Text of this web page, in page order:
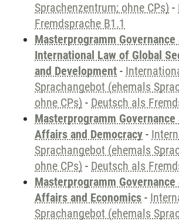
Sprachenzentrum; ohne CPs) -
Fremdsprache B1.1
Masterprogramm Governance
International Law of Global
and Development -
Sprachangebot (ehemals
ohne CPs) - Deutsch als
Masterprogramm
Affairs and Democracy -
Sprachangebot (ehemals
ohne CPs) - Deutsch als
Masterprogramm
Affairs and Economics -
Sprachangebot (ehemals